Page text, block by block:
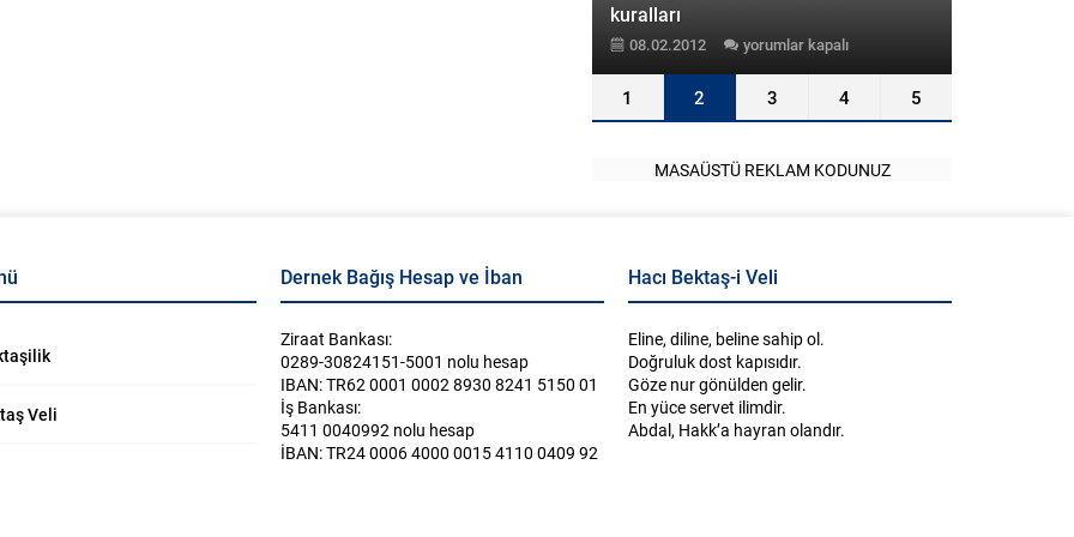
kuralları
08.02.2012 yorumlar kapalı
1 2 3 4 5
MASAÜSTÜ REKLAM KODUNUZ
Veli
Dernek Bağış Hesap ve İban
Ziraat Bankası:
0289-30824151-5001 nolu hesap
IBAN: TR62 0001 0002 8930 8241 5150 01
İş Bankası:
5411 0040992 nolu hesap
İBAN: TR24 0006 4000 0015 4110 0409 92
Hacı Bektaş-i Veli
Eline, diline, beline sahip ol.
Doğruluk dost kapısıdır.
Göze nur gönülden gelir.
En yüce servet ilimdir.
Abdal, Hakk’a hayran olandır.